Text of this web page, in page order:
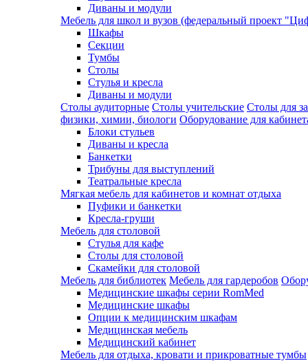
Диваны и модули
Мебель для школ и вузов (федеральный проект
Шкафы
Секции
Тумбы
Столы
Стулья и кресла
Диваны и модули
Столы аудиторные Столы учительские Столы для
физики, химии, биологи Оборудование для
Блоки стульев
Диваны и кресла
Банкетки
Трибуны для выступлений
Театральные кресла
Мягкая мебель для кабинетов и комнат отдыха
Пуфики и банкетки
Кресла-груши
Мебель для столовой
Cтулья для кафе
Cтолы для столовой
Скамейки для столовой
Мебель для библиотек Мебель для гардеробов
Медицинские шкафы серии RomMed
Медицинские шкафы
Опции к медицинским шкафам
Медицинская мебель
Медицинский кабинет
Мебель для отдыха, кровати и прикроватные тумбы